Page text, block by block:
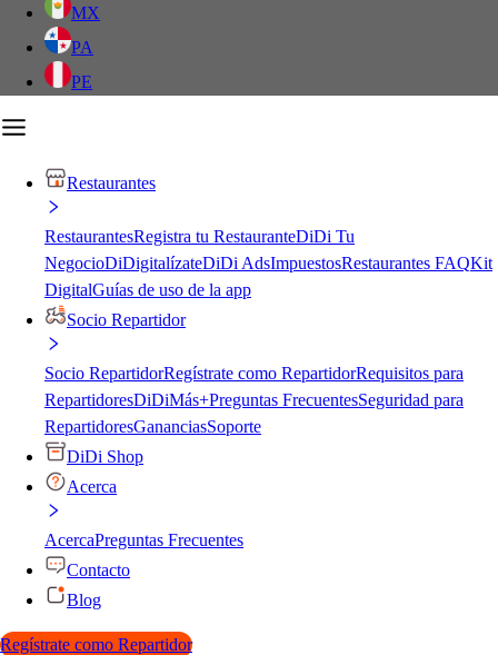
MX
PA
PE
Restaurantes
RestaurantesRegistra tu RestauranteDiDi Tu
NegocioDiDigitalízateDiDi AdsImpuestosRestaurantes FAQKit
DigitalGuías de uso de la app
Socio Repartidor
Socio RepartidorRegístrate como RepartidorRequisitos para
RepartidoresDiDiMás+Preguntas FrecuentesSeguridad para
RepartidoresGananciasSoporte
DiDi Shop
Acerca
AcercaPreguntas Frecuentes
Contacto
Blog
Regístrate como Repartidor